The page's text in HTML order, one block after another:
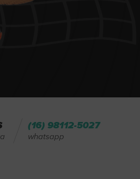
(16) 98112-5027
whatsapp